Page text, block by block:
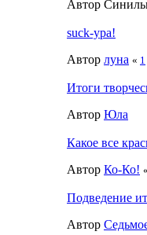
Автор
suck-ура!
Автор луна « 1
Итоги
Автор Юла
Какое все
Автор Ко-Ко! «
Подведение
Автор